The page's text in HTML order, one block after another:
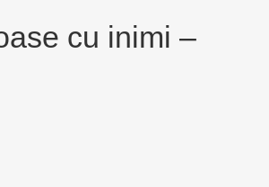
cu inimi –